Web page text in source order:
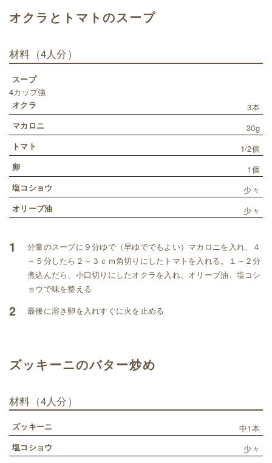
オクラとトマトのスープ
材料 （4人分）
スープ
4カップ強
オクラ
3本
マカロニ
30g
トマト
1/2個
卵
1個
塩コショウ
少々
オリーブ油
少々
分量のスープに９分ゆで（早ゆででもよい）マカロニを入れ、４
～５分したら２～３ｃｍ角切りにしたトマトを入れる。１～２分
煮込んだら、小口切りにしたオクラを入れ、オリーブ油、塩コシ
ョウで味を整える
1
最後に溶き卵を入れすぐに火を止める
2
ズッキーニのバター炒め
材料 （4人分）
ズッキーニ
中1本
塩コショウ
少々